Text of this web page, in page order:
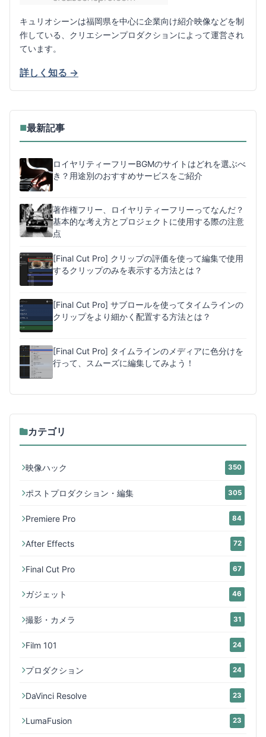
キュリオシーンは福岡県を中心に企業向け紹介映像などを制
作している、クリエシーンプロダクションによって運営され
ています。
詳しく知る →
■最新記事
ロイヤリティーフリーBGMのサイトはどれを選ぶべ
き？用途別のおすすめサービスをご紹介
著作権フリー、ロイヤリティーフリーってなんだ？
基本的な考え方とプロジェクトに使用する際の注意
点
[Final Cut Pro] クリップの評価を使って編集で使用
するクリップのみを表示する方法とは？
[Final Cut Pro] サブロールを使ってタイムラインの
クリップをより細かく配置する方法とは？
[Final Cut Pro] タイムラインのメディアに色分けを
行って、スムーズに編集してみよう！
カテゴリ
映像ハック 350
ポストプロダクション・編集 305
Premiere Pro 84
After Effects 72
Final Cut Pro 67
ガジェット 46
撮影・カメラ 31
Film 101 24
プロダクション 24
DaVinci Resolve 23
LumaFusion 23